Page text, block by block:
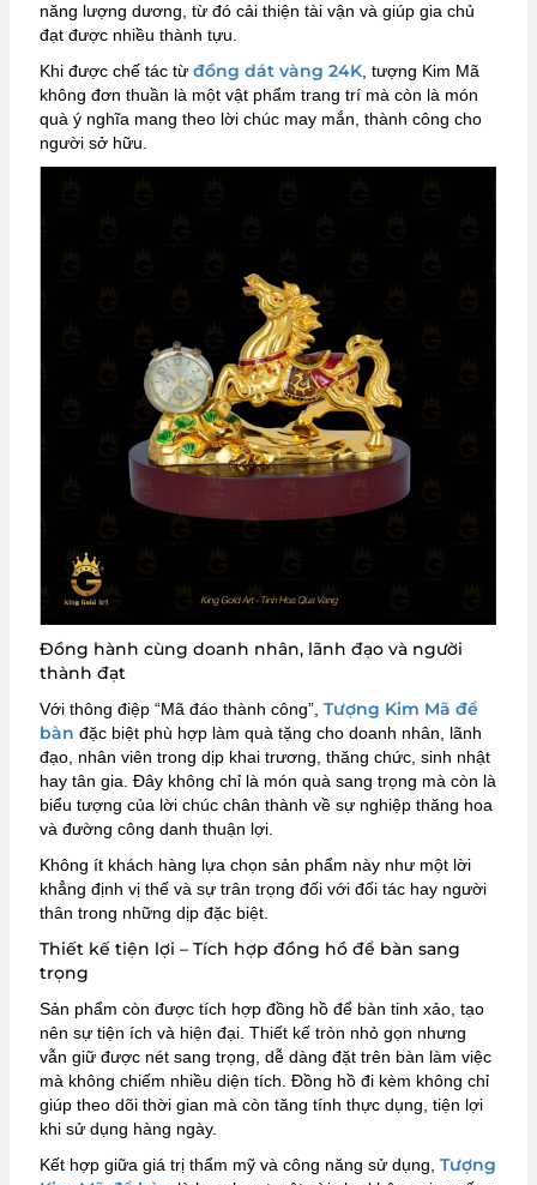
năng lượng dương, từ đó cải thiện tài vận và giúp gia chủ
đạt được nhiều thành tựu.
Khi được chế tác từ đồng dát vàng 24K , tượng Kim Mã
không đơn thuần là một vật phẩm trang trí mà còn là món
quà ý nghĩa mang theo lời chúc may mắn, thành công cho
người sở hữu.
Đồng hành cùng doanh nhân, lãnh đạo và người
thành đạt
Với thông điệp “Mã đáo thành công”, Tượng Kim Mã để
bàn đặc biệt phù hợp làm quà tặng cho doanh nhân, lãnh
đạo, nhân viên trong dịp khai trương, thăng chức, sinh nhật
hay tân gia. Đây không chỉ là món quà sang trọng mà còn là
biểu tượng của lời chúc chân thành về sự nghiệp thăng hoa
và đường công danh thuận lợi.
Không ít khách hàng lựa chọn sản phẩm này như một lời
khẳng định vị thế và sự trân trọng đối với đối tác hay người
thân trong những dịp đặc biệt.
Thiết kế tiện lợi – Tích hợp đồng hồ để bàn sang
trọng
Sản phẩm còn được tích hợp đồng hồ để bàn tinh xảo, tạo
nên sự tiện ích và hiện đại. Thiết kế tròn nhỏ gọn nhưng
vẫn giữ được nét sang trọng, dễ dàng đặt trên bàn làm việc
mà không chiếm nhiều diện tích. Đồng hồ đi kèm không chỉ
giúp theo dõi thời gian mà còn tăng tính thực dụng, tiện lợi
khi sử dụng hàng ngày.
Kết hợp giữa giá trị thẩm mỹ và công năng sử dụng, Tượng